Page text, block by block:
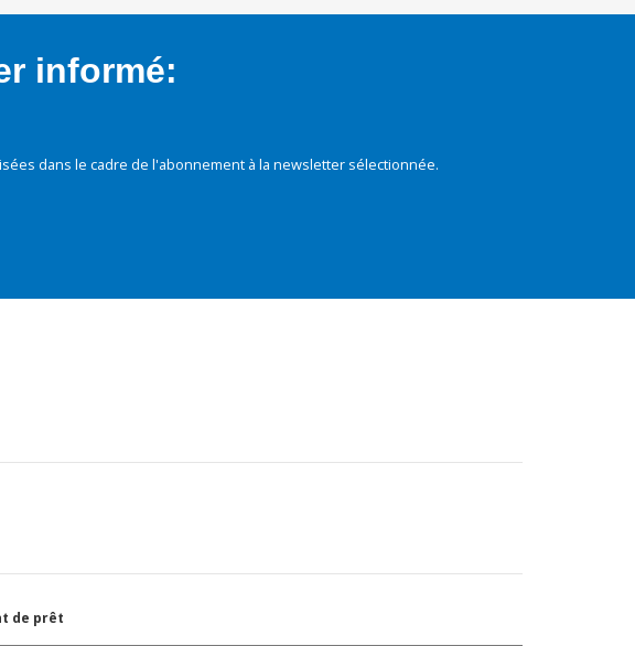
informé:
dans le cadre de l'abonnement à la newsletter sélectionnée.
de prêt